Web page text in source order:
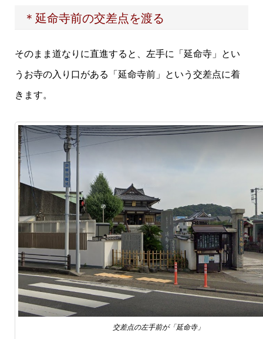
＊延命寺前の交差点を渡る
そのまま道なりに直進すると、左手に「延命寺」とい
うお寺の入り口がある「延命寺前」という交差点に着
きます。
交差点の左手前が「延命寺」